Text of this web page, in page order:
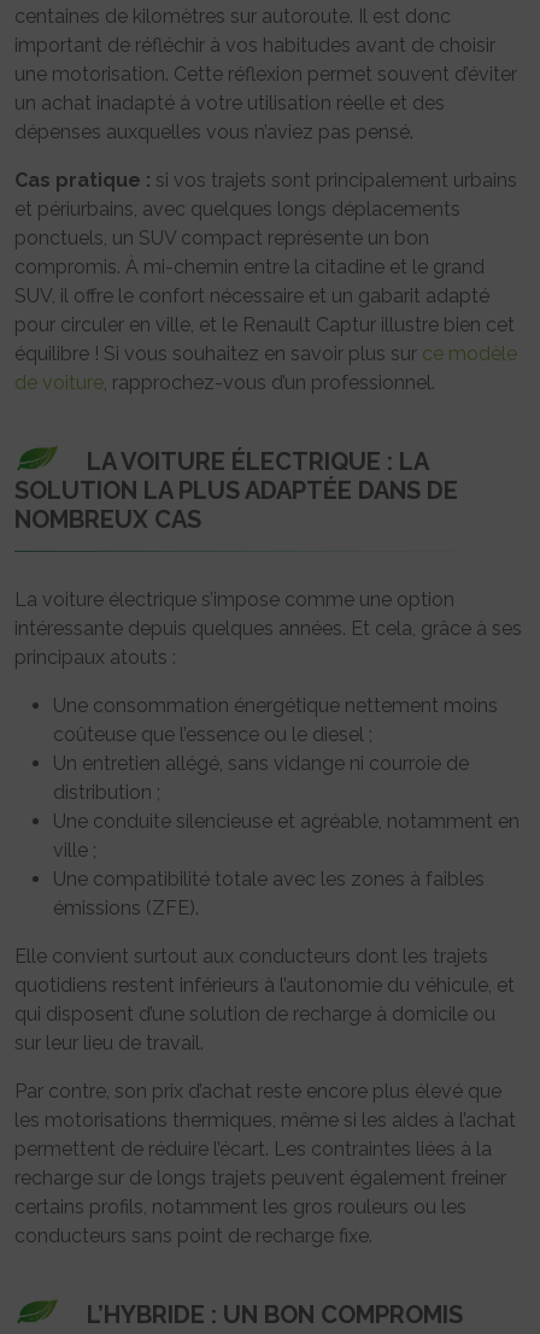
centaines de kilomètres sur autoroute. Il est donc
important de réfléchir à vos habitudes avant de choisir
une motorisation. Cette réflexion permet souvent d’éviter
un achat inadapté à votre utilisation réelle et des
dépenses auxquelles vous n’aviez pas pensé.
Cas pratique : si vos trajets sont principalement urbains
et périurbains, avec quelques longs déplacements
ponctuels, un SUV compact représente un bon
compromis. À mi-chemin entre la citadine et le grand
SUV, il offre le confort nécessaire et un gabarit adapté
pour circuler en ville, et le Renault Captur illustre bien cet
équilibre ! Si vous souhaitez en savoir plus sur ce modèle
de voiture, rapprochez-vous d’un professionnel.
LA VOITURE ÉLECTRIQUE : LA
SOLUTION LA PLUS ADAPTÉE DANS DE
NOMBREUX CAS
La voiture électrique s’impose comme une option
intéressante depuis quelques années. Et cela, grâce à ses
principaux atouts :
Une consommation énergétique nettement moins
coûteuse que l’essence ou le diesel ;
Un entretien allégé, sans vidange ni courroie de
distribution ;
Une conduite silencieuse et agréable, notamment en
ville ;
Une compatibilité totale avec les zones à faibles
émissions (ZFE).
Elle convient surtout aux conducteurs dont les trajets
quotidiens restent inférieurs à l’autonomie du véhicule, et
qui disposent d’une solution de recharge à domicile ou
sur leur lieu de travail.
Par contre, son prix d’achat reste encore plus élevé que
les motorisations thermiques, même si les aides à l’achat
permettent de réduire l’écart. Les contraintes liées à la
recharge sur de longs trajets peuvent également freiner
certains profils, notamment les gros rouleurs ou les
conducteurs sans point de recharge fixe.
L’HYBRIDE : UN BON COMPROMIS